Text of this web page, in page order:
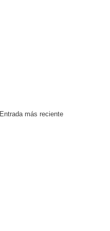
Entrada más reciente